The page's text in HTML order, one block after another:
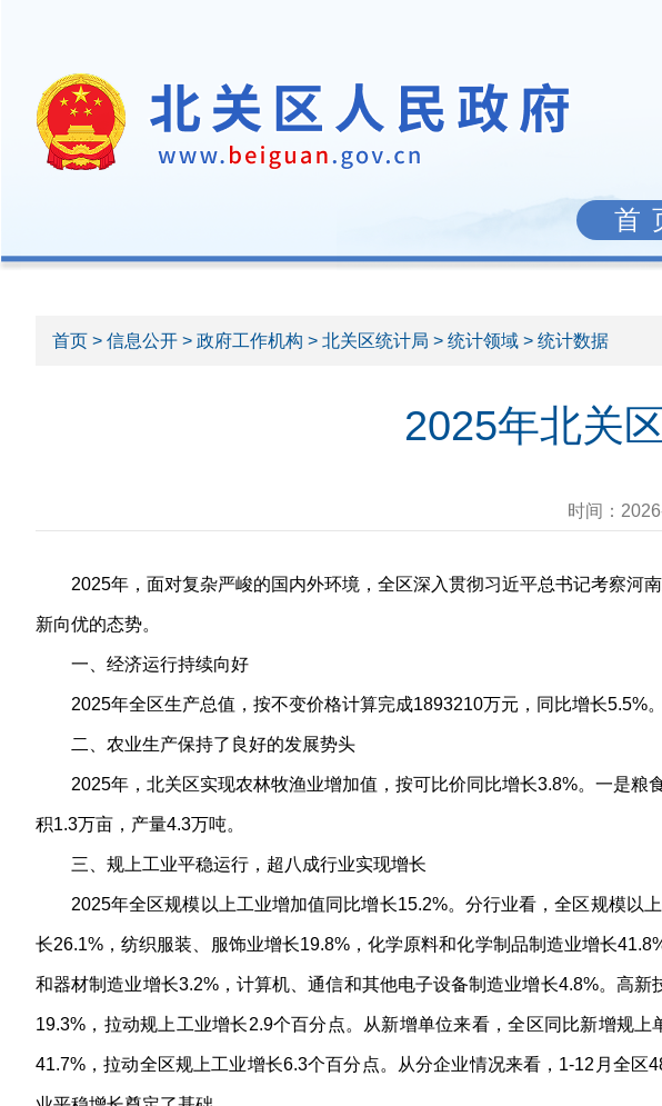
首
首页 > 信息公开 > 政府工作机构 > 北关区统计局 > 统计领域 > 统计数据
2025年北关
时间：
2025年，面对复杂严峻的国内外环境，全区深入贯彻习近平总书记考察河
新向优的态势。
一、经济运行持续向好
2025年全区生产总值，按不变价格计算完成1893210万元，同比增长5.5%
二、农业生产保持了良好的发展势头
2025年，北关区实现农林牧渔业增加值，按可比价同比增长3.8%。一是
积1.3万亩，产量4.3万吨。
三、规上工业平稳运行，超八成行业实现增长
2025年全区规模以上工业增加值同比增长15.2%。分行业看，全区规模以
长26.1%，纺织服装、服饰业增长19.8%，化学原料和化学制品制造业增长
和器材制造业增长3.2%，计算机、通信和其他电子设备制造业增长4.8%。高
19.3%，拉动规上工业增长2.9个百分点。从新增单位来看，全区同比新增规
41.7%，拉动全区规上工业增长6.3个百分点。从分企业情况来看，1-12月全